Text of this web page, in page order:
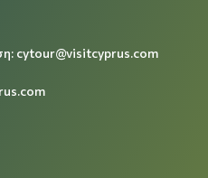
cytour@visitcyprus.com